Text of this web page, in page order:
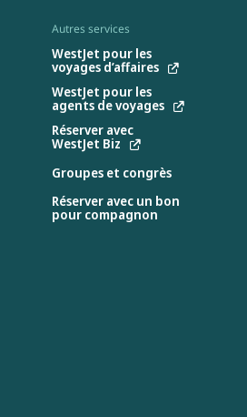
Autres services
WestJet pour les
voyages d’affaires
WestJet pour les
agents de voyages
Réserver avec
WestJet Biz
Groupes et congrès
Réserver avec un bon
pour compagnon